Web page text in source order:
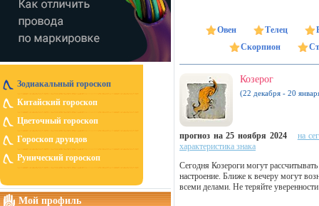
Зодиакальный гороскоп
Китайский гороскоп
Цветочный гороскоп
Гороскоп друидов
Рунический гороскоп
Мой профиль
Овен Телец
Скорпион
Козерог
(22 декабря - 20
прогноз на 25 ноября 2024
на
характеристика знака
Сегодня Козероги могут
настроение. Ближе к вечеру могут
всеми делами. Не теряйте